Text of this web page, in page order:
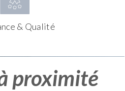
& Qualité
proximité